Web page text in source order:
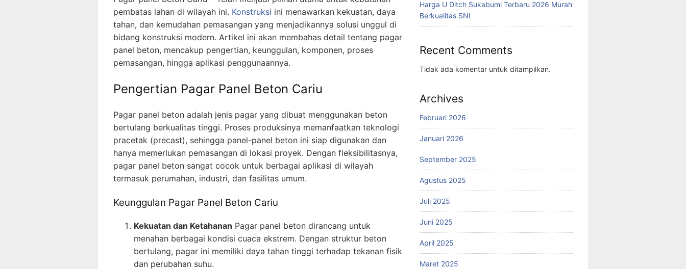
pembatas lahan di wilayah ini. Konstruksi ini menawarkan kekuatan, daya
tahan, dan kemudahan pemasangan yang menjadikannya solusi unggul di
bidang konstruksi modern. Artikel ini akan membahas detail tentang pagar
panel beton, mencakup pengertian, keunggulan, komponen, proses
pemasangan, hingga aplikasi penggunaannya.
Pengertian Pagar Panel Beton Cariu
Pagar panel beton adalah jenis pagar yang dibuat menggunakan beton
bertulang berkualitas tinggi. Proses produksinya memanfaatkan teknologi
pracetak (precast), sehingga panel-panel beton ini siap digunakan dan
hanya memerlukan pemasangan di lokasi proyek. Dengan fleksibilitasnya,
pagar panel beton sangat cocok untuk berbagai aplikasi di wilayah
termasuk perumahan, industri, dan fasilitas umum.
Keunggulan Pagar Panel Beton Cariu
Kekuatan dan Ketahanan Pagar panel beton dirancang untuk
menahan berbagai kondisi cuaca ekstrem. Dengan struktur beton
bertulang, pagar ini memiliki daya tahan tinggi terhadap tekanan fisik
dan perubahan suhu.
Harga U Ditch Sukabumi Terbaru 2026 Murah
Berkualitas SNI
Recent Comments
Tidak ada komentar untuk ditampilkan.
Archives
Februari 2026
Januari 2026
September 2025
Agustus 2025
Juli 2025
Juni 2025
April 2025
Maret 2025